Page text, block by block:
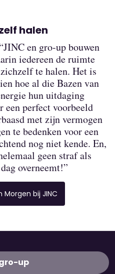
halen
en gro-up bouwen
iedereen de ruimte
te halen. Het is
hoe al die Bazen van
hun uitdaging
een perfect voorbeeld
met zijn vermogen
te bedenken voor een
nog niet kende. En,
geen straf als
overneemt!”
bij JINC
up